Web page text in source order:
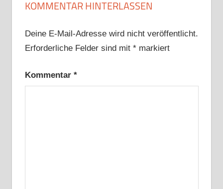
KOMMENTAR HINTERLASSEN
Deine E-Mail-Adresse wird nicht veröffentlicht.
Erforderliche Felder sind mit *markiert
Kommentar *